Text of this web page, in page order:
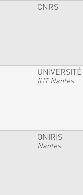
CNRS
IUT Nantes
ONIRIS
Nantes